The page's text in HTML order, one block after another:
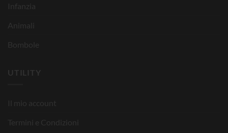
Infanzia
Animali
Bombole
UTILITY
Il mio account
Termini e Condizioni